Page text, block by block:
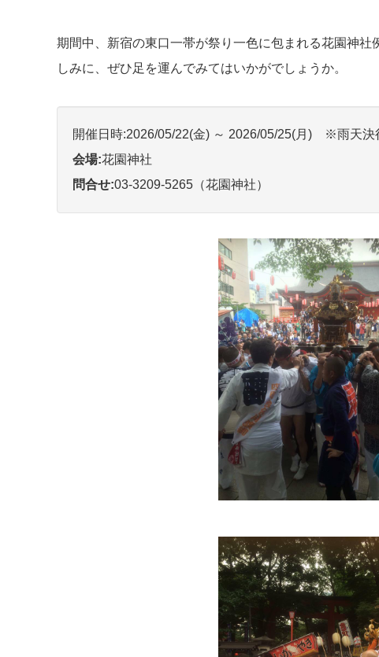
期間中、新宿の東口一帯が祭り一色に包まれる花園神社
しみに、ぜひ足を運んでみてはいかがでしょうか。
開催日時:2026/05/22(金) ～ 2026/05/25(月) ※雨天決
会場:花園神社
問合せ:03-3209-5265（花園神社）